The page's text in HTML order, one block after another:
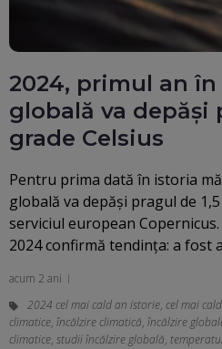
2024, primul an
globală va depăși
grade Celsius
Pentru prima dată în istoria
globală va depăși pragul de
serviciul european
2024 confirmă tendința: a fost
acum 2 ani
2024 cel mai cald an istorie, cel mai
climatice, încălzire climatică, încălzire
climatice, studii încălzire globală,